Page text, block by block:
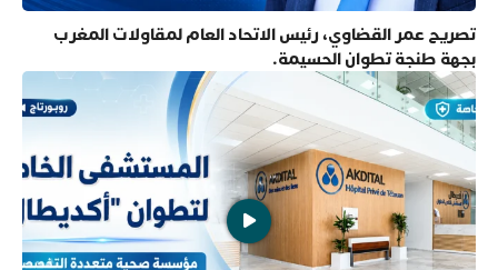
تصريح عمر القضاوي، رئيس الاتحاد العام لمقاولات المغرب
بجهة طنجة تطوان الحسيمة.